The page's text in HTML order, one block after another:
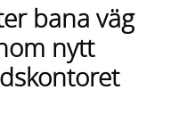
bana väg
nytt